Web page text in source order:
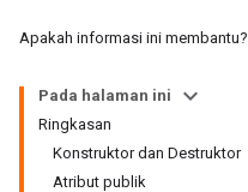
Apakah informasi ini membantu?
Pada halaman ini
Ringkasan
Konstruktor dan Destruktor
Atribut publik